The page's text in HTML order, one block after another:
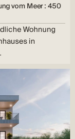
vom Meer : 450
Wohnung
in